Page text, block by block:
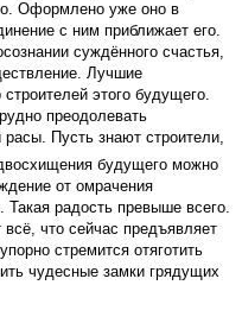
Оформлено уже оно в
с ним приближает его.
суждённого счастья,
Лучшие
этого будущего.
преодолевать
Пусть знают строители,
будущего можно
от омрачения
радость превыше всего.
что сейчас предъявляет
стремится отяготить
чудесные замки грядущих